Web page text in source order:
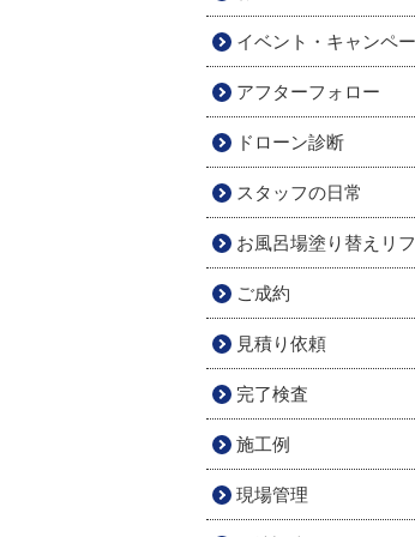
イベント・キャンペ
アフターフォロー
ドローン診断
スタッフの日常
お風呂場塗り替えリ
ご成約
見積り依頼
完了検査
施工例
現場管理